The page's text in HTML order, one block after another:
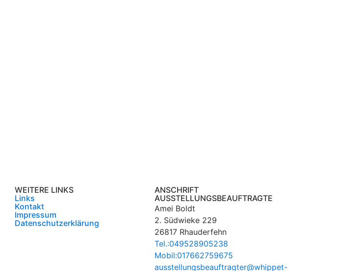
WEITERE LINKS
Links
Kontakt
Impressum
Datenschutzerklärung
ANSCHRIFT
AUSSTELLUNGSBEAUFTRAGTE
Amei Boldt
2. Südwieke 229
26817 Rhauderfehn
Tel.:049528905238
Mobil:017662759675
ausstellungsbeauftragter@whippet-